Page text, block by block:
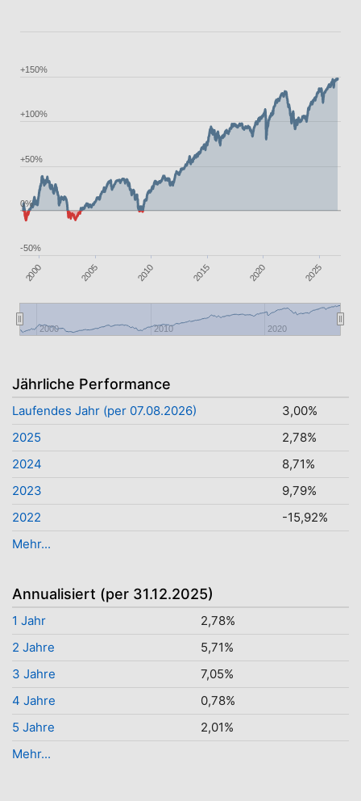
2000 2005 2010 2015 2020 2025
2000 2010 2020
-50%
0%
+50%
+100%
+150%
Jährliche Performance
Laufendes Jahr (per 07.08.2026)
3,00%
2025
2,78%
2024
8,71%
2023
9,79%
2022
-15,92%
Mehr...
Annualisiert (per 31.12.2025)
1 Jahr
2,78%
2 Jahre
5,71%
3 Jahre
7,05%
4 Jahre
0,78%
5 Jahre
2,01%
Mehr...